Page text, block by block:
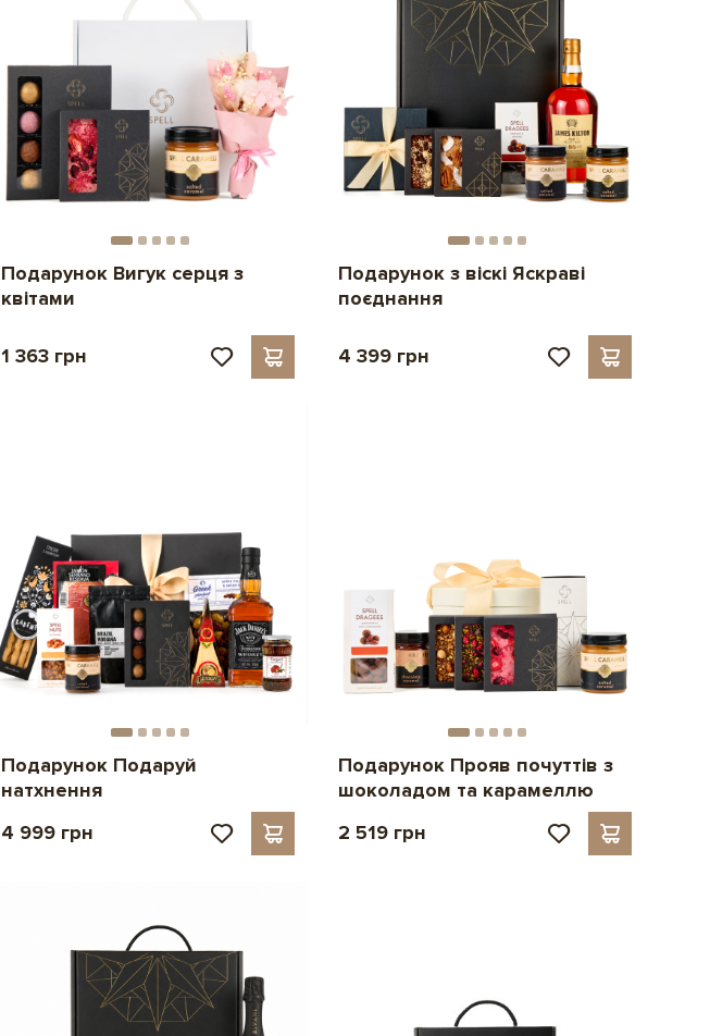
Подарунок Вигук серця з
квітами
1 363 грн
Подарунок з віскі Яскраві
поєднання
4 399 грн
Подарунок Подаруй
натхнення
4 999 грн
Подарунок Прояв почуттів з
шоколадом та карамеллю
2 519 грн